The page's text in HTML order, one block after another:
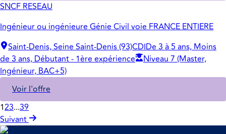
SNCF RESEAU
Ingénieur ou ingénieure Génie Civil voie FRANCE ENTIERE
Saint-Denis, Seine Saint-Denis (93)CDIDe 3 à 5 ans, Moins
de 3 ans, Débutant - 1ère expérience
Niveau 7 (Master,
Ingénieur, BAC+5)
Voir l'offre
123...39
Suivant